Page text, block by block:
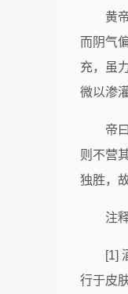
黄
而阴气
充，虽
微以渗
帝
则不营
独胜，
注
[1]
行于皮